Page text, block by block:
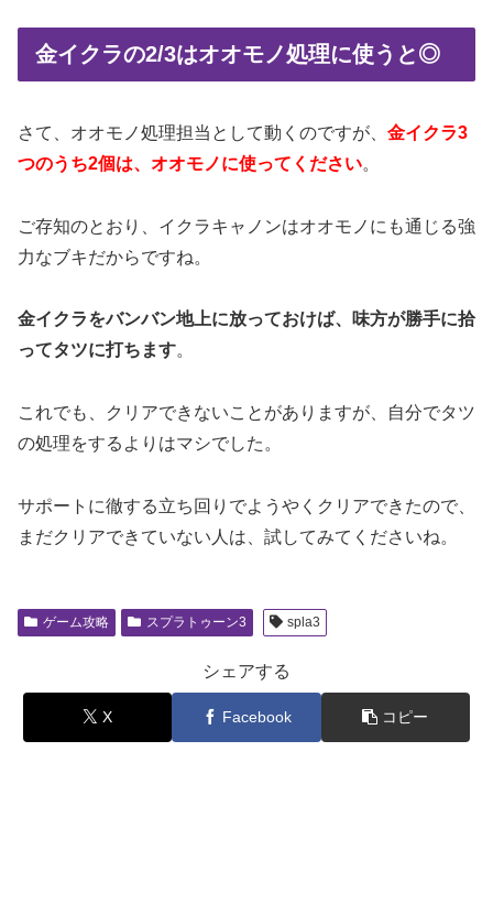
金イクラの2/3はオオモノ処理に使うと◎
さて、オオモノ処理担当として動くのですが、 金イクラ3
つのうち2個は、オオモノに使ってください。
ご存知のとおり、イクラキャノンはオオモノにも通じる強
力なブキだからですね。
金イクラをバンバン地上に放っておけば、味方が勝手に拾
ってタツに打ちます。
これでも、クリアできないことがありますが、自分でタツ
の処理をするよりはマシでした。
サポートに徹する立ち回りでようやくクリアできたので、
まだクリアできていない人は、試してみてくださいね。
ゲーム攻略 スプラトゥーン3 spla3
シェアする
X Facebook コピー